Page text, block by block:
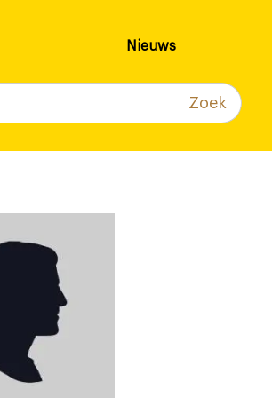
Nieuws